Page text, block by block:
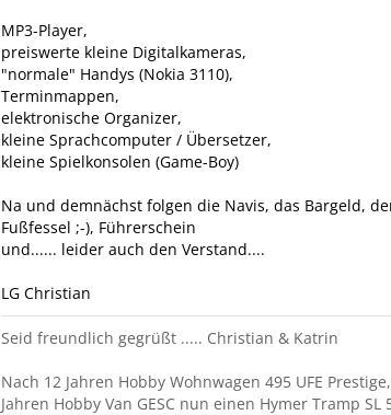
MP3-Player,
preiswerte kleine Digitalkameras,
"normale" Handys (Nokia 3110),
Terminmappen,
elektronische Organizer,
kleine Sprachcomputer / Übersetzer,
kleine Spielkonsolen (Game-Boy)
Na und demnächst folgen die Navis, das Bargeld,
Fußfessel ;-), Führerschein
und...... leider auch den Verstand....
LG Christian
Seid freundlich gegrüßt ..... Christian & Katrin
Nach 12 Jahren Hobby Wohnwagen 495 UFE
Jahren Hobby Van GESC nun einen Hymer Tramp SL